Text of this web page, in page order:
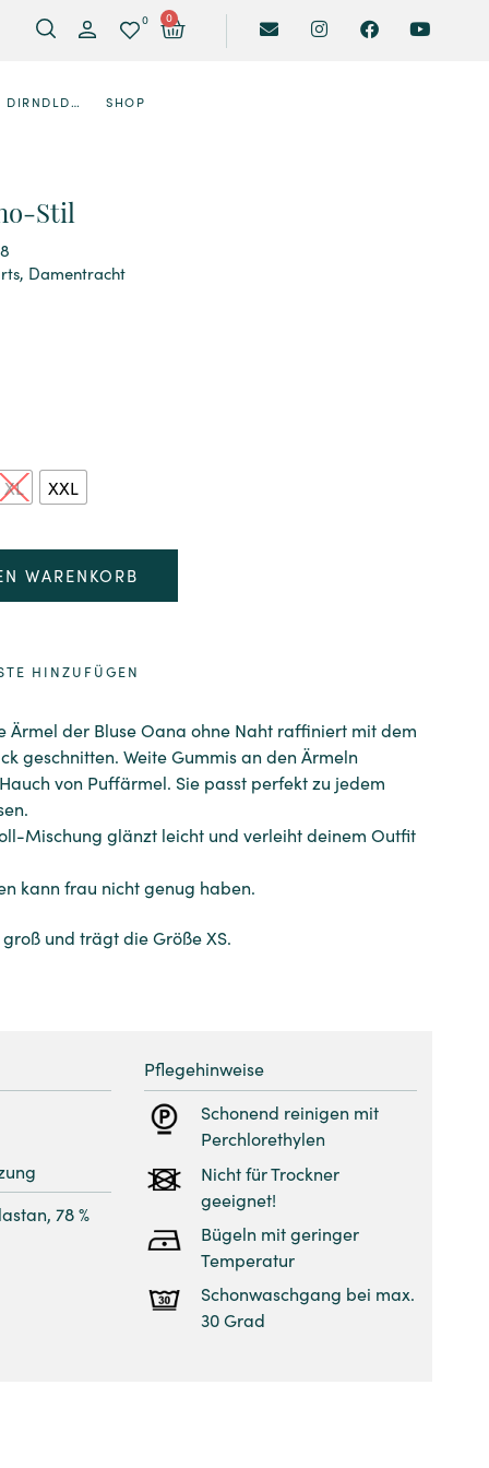
0 0
DIRNDLDESIGNER SHOP
Stil
, Damentracht
XL XXL
WARENKORB
HINZUFÜGEN
Ärmel der Bluse Oana ohne Naht raffiniert mit dem
geschnitten. Weite Gummis an den Ärmeln
von Puffärmel. Sie passt perfekt zu jedem
Mischung glänzt leicht und verleiht deinem Outfit
kann frau nicht genug haben.
und trägt die Größe XS.
78 %
Pflegehinweise
Schonend reinigen mit
Perchlorethylen
Nicht für Trockner
geeignet!
Bügeln mit geringer
Temperatur
Schonwaschgang bei max.
30 Grad